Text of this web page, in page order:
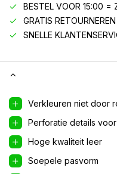
BESTEL VOOR 15:00 =
GRATIS
SNELLE
Verkleuren niet door
Perforatie details
Hoge kwaliteit leer
Soepele pasvorm